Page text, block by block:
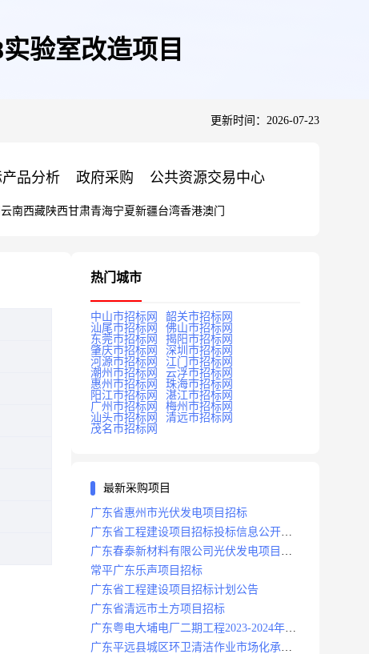
验室改造项目
更新时间：2026-07-23
品分析 政府采购 公共资源交易中心
云南西藏陕西甘肃青海宁夏新疆台湾香港澳门
热门城市
中山市招标网
韶关市招标网
汕尾市招标网
佛山市招标网
东莞市招标网
揭阳市招标网
肇庆市招标网
深圳市招标网
河源市招标网
江门市招标网
潮州市招标网
云浮市招标网
惠州市招标网
珠海市招标网
阳江市招标网
湛江市招标网
广州市招标网
梅州市招标网
汕头市招标网
清远市招标网
茂名市招标网
最新采购项目
广东省惠州市光伏发电项目招标
广东省工程建设项目招标投标信息公开目
录
广东春泰新材料有限公司光伏发电项目招
标
常平广东乐声项目招标
广东省工程建设项目招标计划公告
广东省清远市土方项目招标
广东粤电大埔电厂二期工程2023-2024年度
安保服务项目招标公告
广东平远县城区环卫清洁作业市场化承包